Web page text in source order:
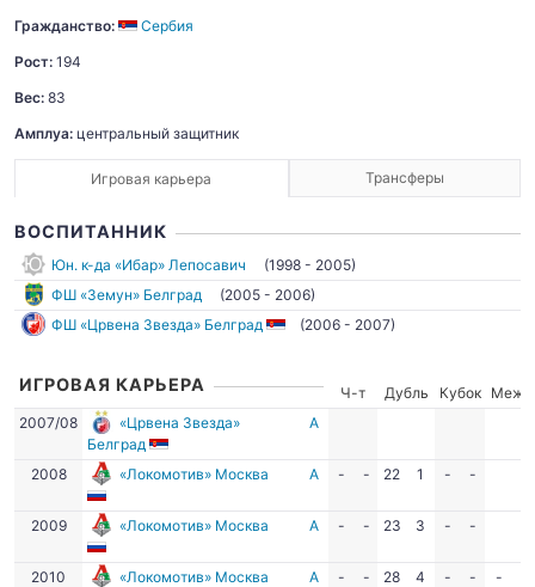
Гражданство:
Сербия
Рост: 194
Вес: 83
Амплуа: центральный защитник
Игровая карьера Трансферы
ВОСПИТАННИК
Юн. к-да «Ибар» Лепосавич
(1998 - 2005)
ФШ «Земун» Белград
(2005 - 2006)
ФШ «Црвена Звезда» Белград
(2006 - 2007)
ИГРОВАЯ КАРЬЕРА Ч-т Дубль Кубок
Межд.
2007/08
«Црвена Звезда»
Белград
А
2008 «Локомотив» Москва А - - 22 1 - -
2009 «Локомотив» Москва А - - 23 3 - -
2010 «Локомотив» Москва А - - 28 4 - - -